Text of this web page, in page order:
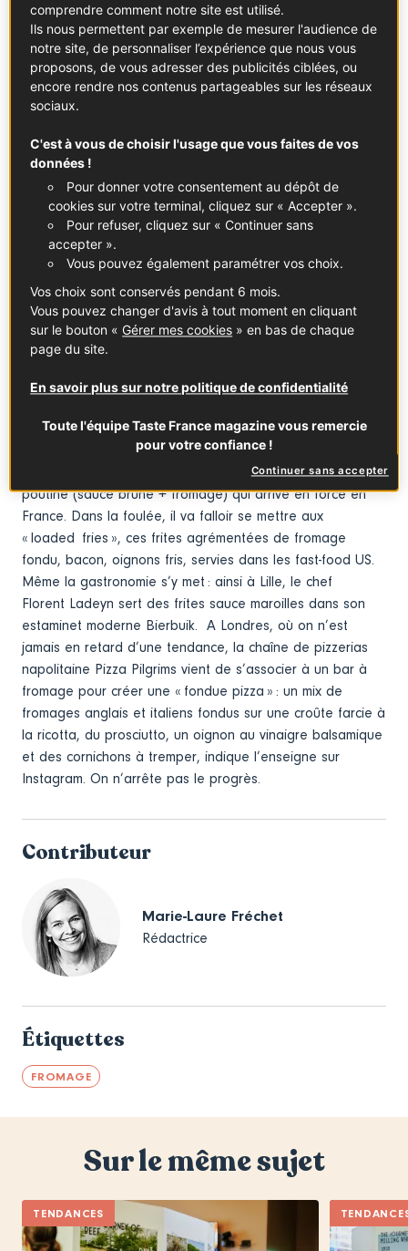
L’hiver aidant, on devient tous un peu cheezy. On peut
chiner sans honte sur les réseaux sociaux la recette la
plus diététiquement incorrecte, si peu qu’elle dégouline
les seuls si on en juge le succès du #meltedcheese sur
Instagram. En bon classique, le succès de la raclette ne
se dément pas, bien accrochée au palmarès des plats
préférés des Français, talonnée de peu par la fondue
au comté. Sauf qu’on peut s’adonner en ville à des
raclettes parties entre amis sans devoir déchausser les
skis. Cela ne nécessite aucun talent culinaire, c’est
convivial et en plus, les fabricants d’électroménager
devancent nos envies avec des appareils colorés,
empilables ou même à plugger.
Les chefs se mettent aux « loaded fries »
Le bon combo, c’est assurément frites + fromage. Les
Québécois le savent depuis longtemps avec leur célèbre
poutine (sauce brune + fromage) qui arrive en force en
France. Dans la foulée, il va falloir se mettre aux
« loaded fries », ces frites agrémentées de fromage
fondu, bacon, oignons fris, servies dans les fast-food US.
Même la gastronomie s’y met : ainsi à Lille, le chef
Florent Ladeyn sert des frites sauce maroilles dans son
estaminet moderne Bierbuik. A Londres, où on n’est
jamais en retard d’une tendance, la chaîne de pizzerias
napolitaine Pizza Pilgrims vient de s’associer à un bar à
fromage pour créer une « fondue pizza » : un mix de
fromages anglais et italiens fondus sur une croûte farcie à
la ricotta, du prosciutto, un oignon au vinaigre balsamique
et des cornichons à tremper, indique l’enseigne sur
Instagram. On n’arrête pas le progrès.
Contributeur
Marie-Laure Fréchet
Rédactrice
Étiquettes
FROMAGE
Sur le même sujet
TENDANCES
comprendre comment notre site est utilisé.
Ils nous permettent par exemple de mesurer l'audience de
notre site, de personnaliser l’expérience que nous vous
proposons, de vous adresser des publicités ciblées, ou
encore rendre nos contenus partageables sur les réseaux
sociaux.
C'est à vous de choisir l'usage que vous faites de vos
données !
Pour donner votre consentement au dépôt de
cookies sur votre terminal, cliquez sur « Accepter ».
Pour refuser, cliquez sur « Continuer sans
accepter ».
Vous pouvez également paramétrer vos choix.
Vos choix sont conservés pendant 6 mois.
Vous pouvez changer d'avis à tout moment en cliquant
sur le bouton « Gérer mes cookies » en bas de chaque
page du site.
En savoir plus sur notre politique de confidentialité
Toute l'équipe Taste France magazine vous remercie
pour votre confiance !
Continuer sans accepter